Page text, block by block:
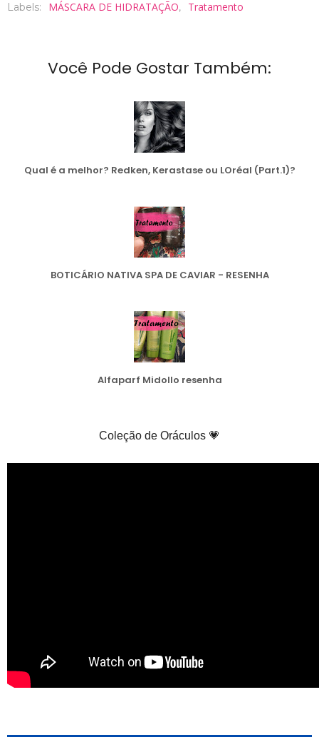
Labels: MÁSCARA DE HIDRATAÇÃO, Tratamento
Você Pode Gostar Também:
Qual é a melhor? Redken, Kerastase ou LOréal (Part.1)?
BOTICÁRIO NATIVA SPA DE CAVIAR - RESENHA
Alfaparf Midollo resenha
Coleção de Oráculos 💗